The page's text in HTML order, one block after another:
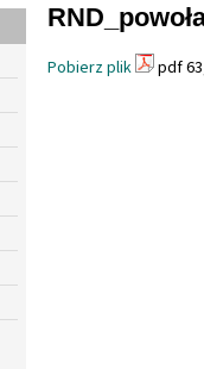
Pobierz plik pdf